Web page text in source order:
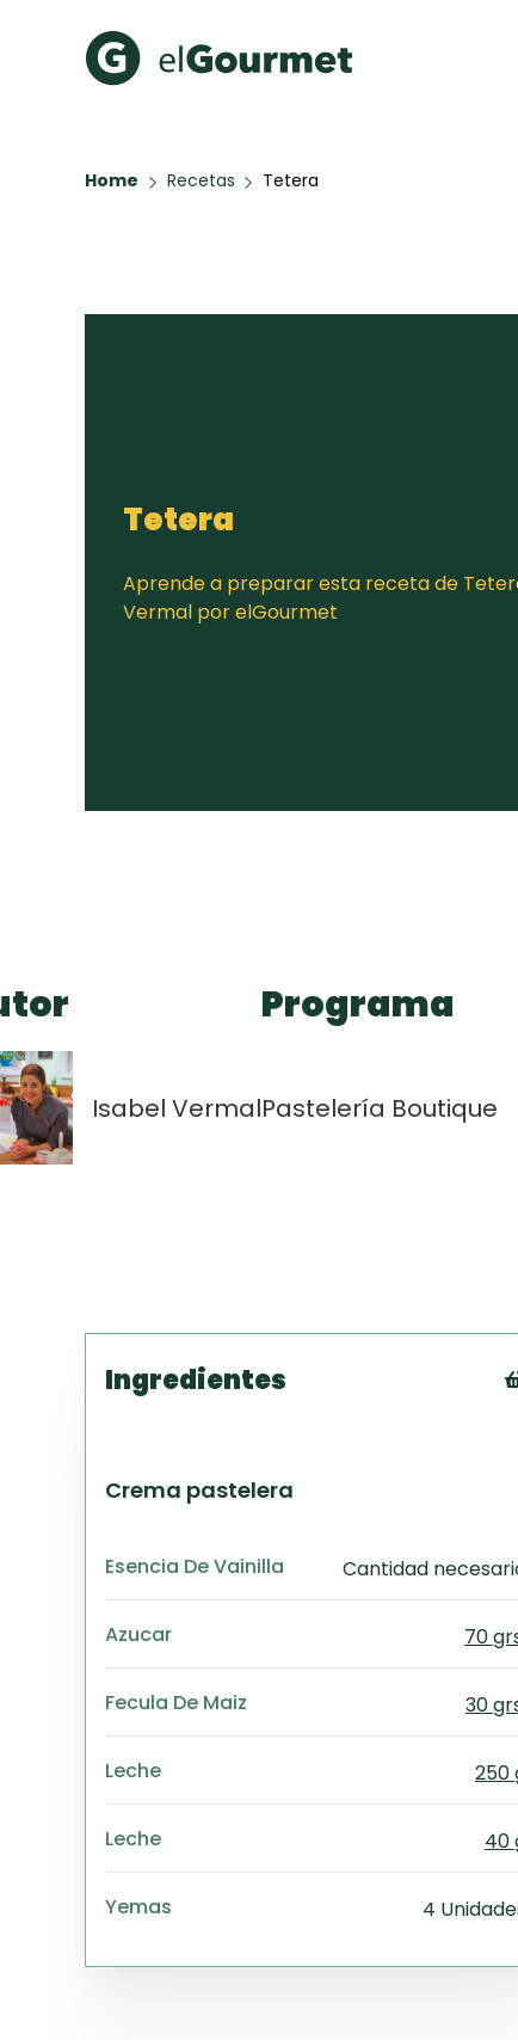
Chocolate
Home Recetas Tetera
Tetera
Aprende a preparar esta receta de
Vermal por elGourmet
Isabel Vermal
Programa
Pastelería Boutique
Ingredientes
Crema pastelera
Esencia De Vainilla Cantidad
Azucar 70
Fecula De Maiz 30
Leche 250
Leche 40
Yemas 4